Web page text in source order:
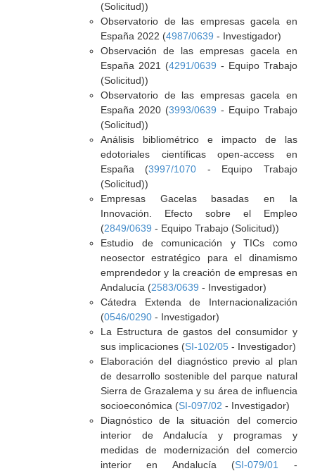
(Solicitud))
Observatorio de las empresas gacela en
España 2022 (4987/0639 - Investigador)
Observación de las empresas gacela en
España 2021 (4291/0639 - Equipo Trabajo
(Solicitud))
Observatorio de las empresas gacela en
España 2020 (3993/0639 - Equipo Trabajo
(Solicitud))
Análisis bibliométrico e impacto de las
edotoriales científicas open-access en
España (3997/1070 - Equipo Trabajo
(Solicitud))
Empresas Gacelas basadas en la
Innovación. Efecto sobre el Empleo
(2849/0639 - Equipo Trabajo (Solicitud))
Estudio de comunicación y TICs como
neosector estratégico para el dinamismo
emprendedor y la creación de empresas en
Andalucía (2583/0639 - Investigador)
Cátedra Extenda de Internacionalización
(0546/0290- Investigador)
La Estructura de gastos del consumidor y
sus implicaciones (SI-102/05- Investigador)
Elaboración del diagnóstico previo al plan
de desarrollo sostenible del parque natural
Sierra de Grazalema y su área de influencia
socioeconómica (SI-097/02 - Investigador)
Diagnóstico de la situación del comercio
interior de Andalucía y programas y
medidas de modernización del comercio
interior en Andalucía (SI-079/01
-